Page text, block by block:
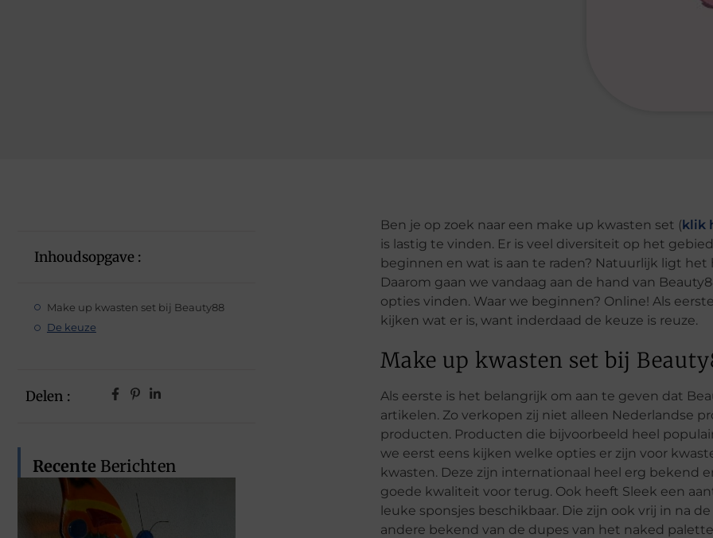
Inhoudsopgave :
Make up kwasten set bij Beauty88
De keuze
Delen :
Recente Berichten
Ben je op zoek naar een make up kwasten set (klik
is lastig te vinden. Er is veel diversiteit op het
beginnen en wat is aan te raden? Natuurlijk ligt
Daarom gaan we vandaag aan de hand van
opties vinden. Waar we beginnen? Online! Als
kijken wat er is, want inderdaad de keuze is reuze.
Make up kwasten set bij
Als eerste is het belangrijk om aan te geven dat
artikelen. Zo verkopen zij niet alleen Nederlandse
producten. Producten die bijvoorbeeld heel
we eerst eens kijken welke opties er zijn voor
kwasten. Deze zijn internationaal heel erg bekend
goede kwaliteit voor terug. Ook heeft Sleek een
leuke sponsjes beschikbaar. Die zijn ook vrij in na
andere bekend van de dupes van het naked